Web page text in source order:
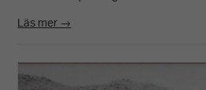
Läs mer →